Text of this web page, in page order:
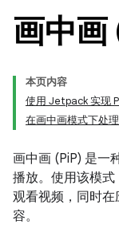
画中画
本页内容
使用 Jetpack 实现
在画中画模式下处
画中画 (PiP) 是一
播放。使用该模
观看视频，同时
容。